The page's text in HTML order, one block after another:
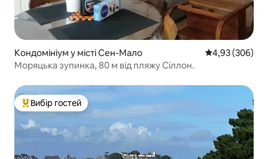
Кондомініум у місті Сен-Мало Середня
4,93 (306)
Моряцька зупинка, 80 м від пляжу Сіллон.
Топ вибір гостей
Вибір гостей